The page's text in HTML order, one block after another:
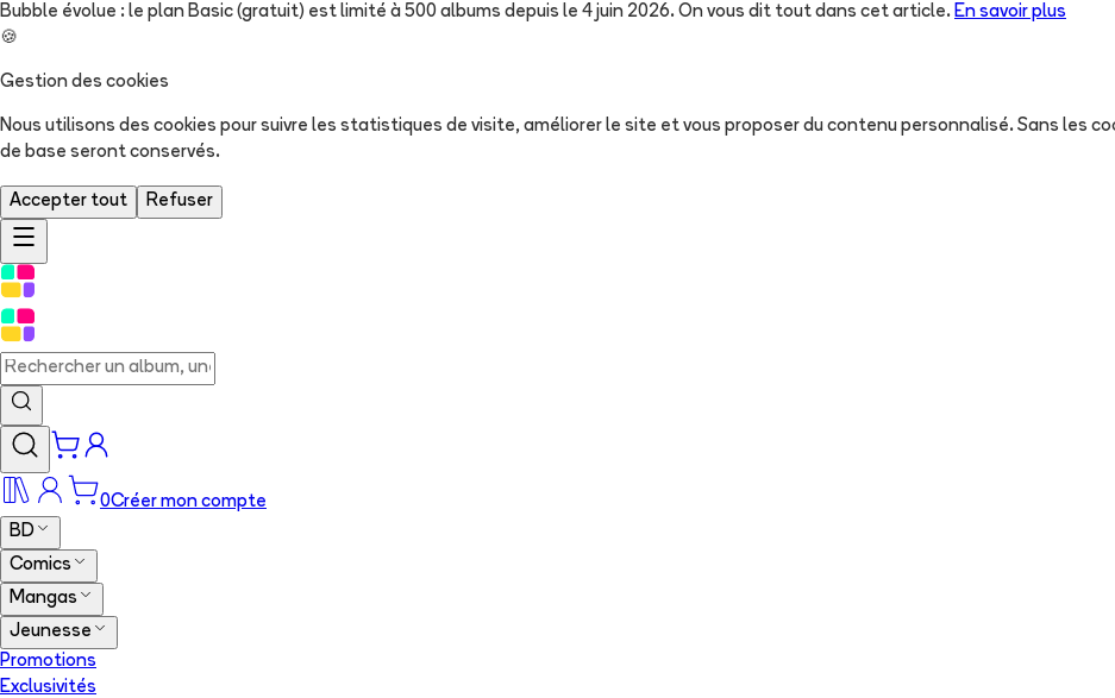
Bubble évolue : le plan Basic (gratuit) est limité à 500 albums depuis le 4 juin 2026. On vous dit tout dans cet article. En savoir plus
🍪
Gestion des cookies
Nous utilisons des cookies pour suivre les statistiques de visite, améliorer le site et vous proposer du contenu personnalisé. Sans les
de base seront conservés.
Accepter tout Refuser
0Créer mon compte
BD
Comics
Mangas
Jeunesse
Promotions
Exclusivités